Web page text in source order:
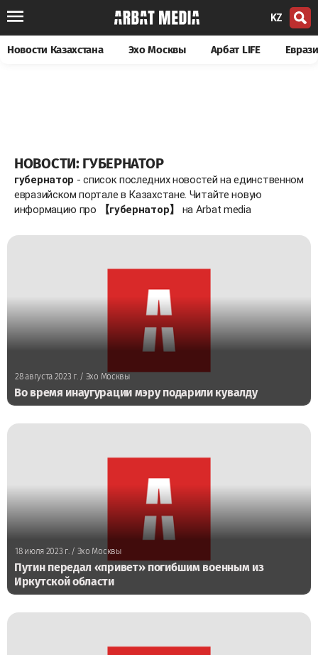
KZ
Новости Казахстана Эхо Москвы Арбат LIFE
НОВОСТИ: ГУБЕРНАТОР
губернатор - список последних новостей на единственном
евразийском портале в Казахстане. Читайте новую
информацию про
【губернатор】 на Arbat media
28 августа 2023 г./ Эхо Москвы
Во время инаугурации мэру подарили кувалду
18 июля 2023 г./ Эхо Москвы
Путин передал «привет» погибшим военным из
Иркутской области